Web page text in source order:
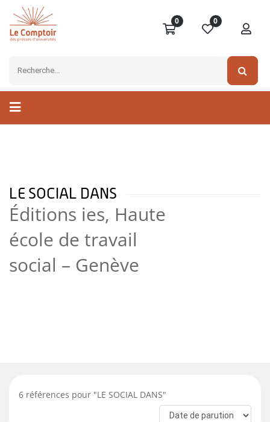
0 0
LE SOCIAL DANS
Éditions ies, Haute
école de travail
social – Genève
6 références pour "LE SOCIAL DANS"